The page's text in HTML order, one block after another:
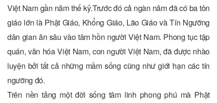
Việt Nam gần năm thế kỷ.Trước đó cả ngàn năm đã có ba tôn
giáo lớn là Phật Giáo, Khổng Giáo, Lão Giáo và Tín Ngưỡng
dân gian ăn sâu vào tâm hồn người Việt Nam. Phong tục tập
quán, văn hóa Việt Nam, con người Việt Nam, đã được nhào
luyện bởi tất cả những mầm sống cũng như giới hạn các tín
ngưỡng đó.
Trên nền tảng một đời sống tâm linh phong phú mà Phật